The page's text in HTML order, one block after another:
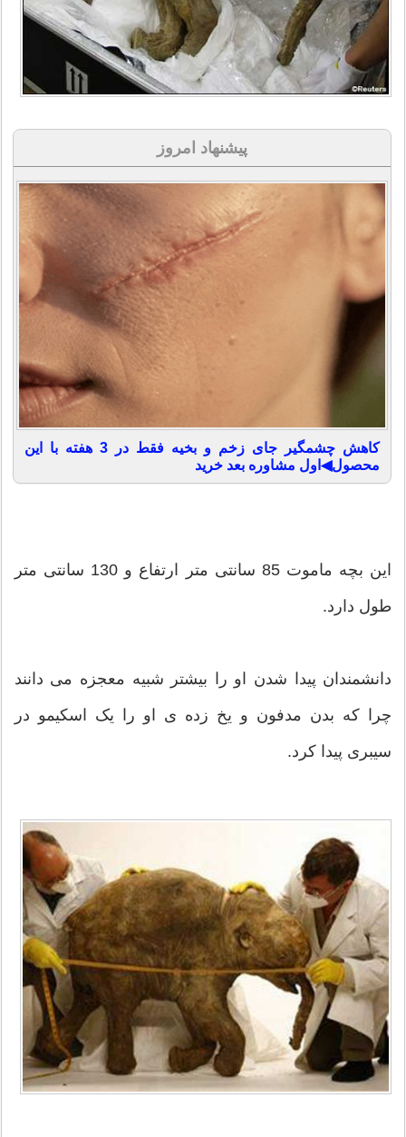
پیشنهاد امروز
کاهش چشمگیر جای زخم و بخیه فقط در 3 هفته با این
محصول◀اول مشاوره بعد خرید
این بچه ماموت 85 سانتی متر ارتفاع و 130 سانتی متر
طول دارد.
دانشمندان پیدا شدن او را بیشتر شبیه معجزه می دانند
چرا که بدن مدفون و یخ زده ی او را یک اسکیمو در
سیبری پیدا کرد.